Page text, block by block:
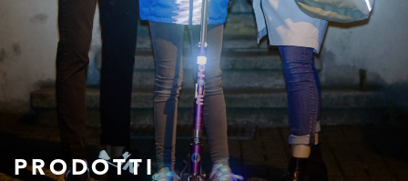
PRODOTTI